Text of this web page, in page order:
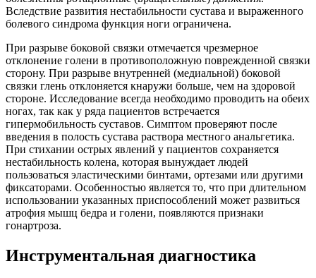
Вследствие развития нестабильности сустава и выраженного
болевого синдрома функция ноги ограничена.
При разрыве боковой связки отмечается чрезмерное
отклонение голени в противоположную поврежденной связки
сторону. При разрыве внутренней (медиальной) боковой
связки глень отклоняется кнаружи больше, чем на здоровой
стороне. Исследование всегда необходимо проводить на обеих
ногах, так как у ряда пациентов встречается
гипермобильность суставов. Симптом проверяют после
введения в полость сустава раствора местного анальгетика.
При стихании острых явлений у пациентов сохраняется
нестабильность колена, которая вынуждает людей
пользоваться эластическими бинтами, ортезами или другими
фиксаторами. Особенностью является то, что при длительном
использовании указанных приспособлений может развиться
атрофия мышц бедра и голени, появляются признаки
гонартроза.
Инструментальная диагностика